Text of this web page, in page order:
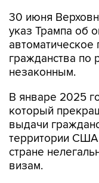
30 июня
указ Трампа об
автоматическое
гражданства по
незаконным.
В январе 2025
который
выдачи
территории
стране
визам.